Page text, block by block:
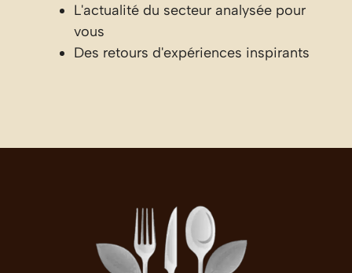
L'actualité du secteur analysée pour
vous
Des retours d'expériences inspirants